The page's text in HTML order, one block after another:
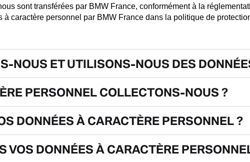
sont transférées par BMW France, conformément à la
caractère personnel par BMW France dans la politique de
NOUS ET UTILISONS-NOUS DES
PERSONNEL COLLECTONS-NOUS ?
DONNÉES À CARACTÈRE PERSONNEL ?
VOS DONNÉES À CARACTÈRE